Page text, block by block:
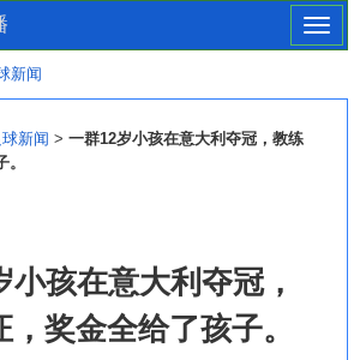
切
换
航
新闻
球新闻 > 一群12岁小孩在意大利夺冠，教练
小孩在意大利夺冠，
奖金全给了孩子。